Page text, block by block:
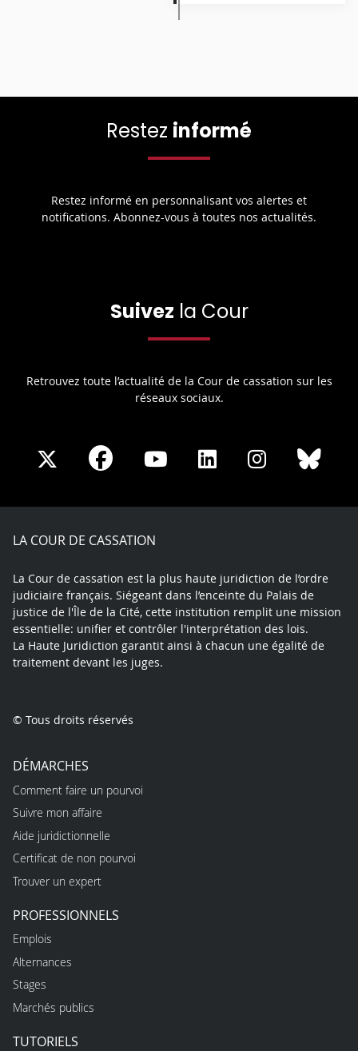
Restez informé
Restez informé en personnalisant vos alertes et
notifications. Abonnez-vous à toutes nos actualités.
Suivez la Cour
Retrouvez toute l’actualité de la Cour de cassation sur les
réseaux sociaux.
Share
X
Share
Facebook
Share
Youtube
Share
LinkedIn
Share
Instagram
LA COUR DE CASSATION
La Cour de cassation est la plus haute juridiction de l’ordre
judiciaire français. Siégeant dans l’enceinte du Palais de
justice de l'Île de la Cité, cette institution remplit une mission
essentielle: unifier et contrôler l'interprétation des lois.
La Haute Juridiction garantit ainsi à chacun une égalité de
traitement devant les juges.
© Tous droits réservés
DÉMARCHES
Comment faire un pourvoi
Suivre mon affaire
Aide juridictionnelle
Certificat de non pourvoi
Trouver un expert
PROFESSIONNELS
Emplois
Alternances
Stages
Marchés publics
TUTORIELS